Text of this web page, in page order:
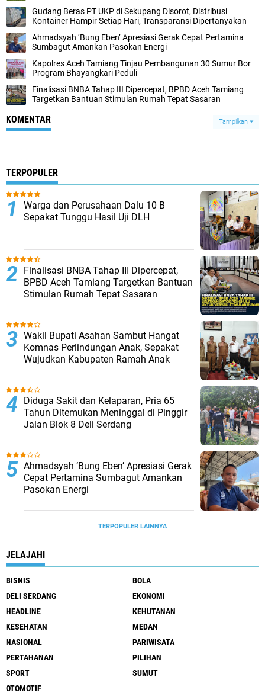
Gudang Beras PT UKP di Sekupang Disorot, Distribusi
Kontainer Hampir Setiap Hari, Transparansi Dipertanyakan
Ahmadsyah ‘Bung Eben’ Apresiasi Gerak Cepat Pertamina
Sumbagut Amankan Pasokan Energi
Kapolres Aceh Tamiang Tinjau Pembangunan 30 Sumur Bor
Program Bhayangkari Peduli
Finalisasi BNBA Tahap III Dipercepat, BPBD Aceh Tamiang
Targetkan Bantuan Stimulan Rumah Tepat Sasaran
KOMENTAR Tampilkan
TERPOPULER
Warga dan Perusahaan Dalu 10 B
Sepakat Tunggu Hasil Uji DLH
Finalisasi BNBA Tahap III Dipercepat,
BPBD Aceh Tamiang Targetkan Bantuan
Stimulan Rumah Tepat Sasaran
Wakil Bupati Asahan Sambut Hangat
Komnas Perlindungan Anak, Sepakat
Wujudkan Kabupaten Ramah Anak
Diduga Sakit dan Kelaparan, Pria 65
Tahun Ditemukan Meninggal di Pinggir
Jalan Blok 8 Deli Serdang
Ahmadsyah ‘Bung Eben’ Apresiasi Gerak
Cepat Pertamina Sumbagut Amankan
Pasokan Energi
TERPOPULER LAINNYA
JELAJAHI
BISNIS
BOLA
DELI SERDANG
EKONOMI
HEADLINE
KEHUTANAN
KESEHATAN
MEDAN
NASIONAL
PARIWISATA
PERTAHANAN
PILIHAN
SPORT
SUMUT
OTOMOTIF